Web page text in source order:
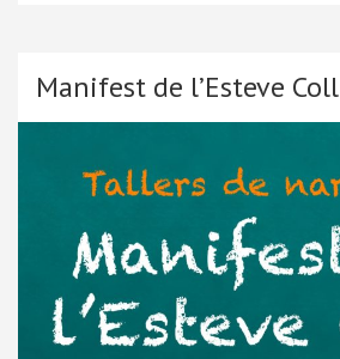
Manifest de l’Esteve Coll